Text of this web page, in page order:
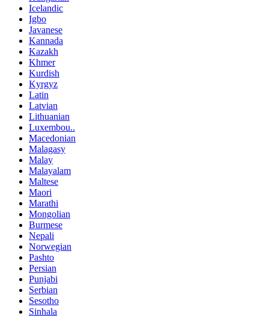
Icelandic
Igbo
Javanese
Kannada
Kazakh
Khmer
Kurdish
Kyrgyz
Latin
Latvian
Lithuanian
Luxembou..
Macedonian
Malagasy
Malay
Malayalam
Maltese
Maori
Marathi
Mongolian
Burmese
Nepali
Norwegian
Pashto
Persian
Punjabi
Serbian
Sesotho
Sinhala